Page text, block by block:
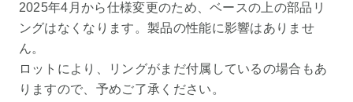
2025年4月から仕様変更のため、ベースの上の部品リ
ングはなくなります。製品の性能に影響はありませ
ん。
ロットにより、リングがまだ付属しているの場合もあ
りますので、予めご了承ください。